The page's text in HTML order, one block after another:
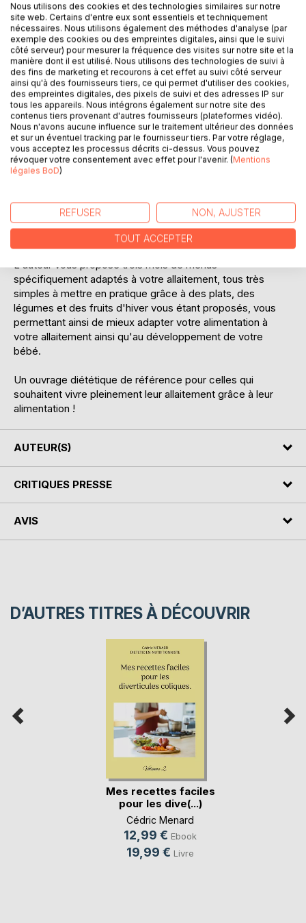
Ajouter à ma liste d'envies
Laisser un avis
DESCRIPTION
Cet ouvrage est dédié à toutes les femmes allaitantes, et il
Quelle alimentation pour la femme allaitante ? " et "
Recettes et menus pour la femme allaitante " un ouvrage
parfaitement complémentaire.
L'auteur vous propose trois mois de menus
spécifiquement adaptés à votre allaitement, tous très
simples à mettre en pratique grâce à des plats, des
légumes et des fruits d'hiver vous étant proposés, vous
permettant ainsi de mieux adapter votre alimentation à
votre allaitement ainsi qu'au développement de votre
bébé.
Un ouvrage diététique de référence pour celles qui
souhaitent vivre pleinement leur allaitement grâce à leur
alimentation !
AUTEUR(S)
CRITIQUES PRESSE
AVIS
D’AUTRES TITRES À DÉCOUVRIR
Mes recettes faciles
pour les dive(...)
Cédric Menard
12,99 € Ebook
19,99 € Livre
Nous utilisons des cookies et des technologies similaires sur notre
site web. Certains d'entre eux sont essentiels et techniquement
nécessaires. Nous utilisons également des méthodes d'analyse (par
exemple des cookies ou des empreintes digitales, ainsi que le suivi
côté serveur) pour mesurer la fréquence des visites sur notre site et la
manière dont il est utilisé. Nous utilisons des technologies de suivi à
des fins de marketing et recourons à cet effet au suivi côté serveur
ainsi qu'à des fournisseurs tiers, ce qui permet d'utiliser des cookies,
des empreintes digitales, des pixels de suivi et des adresses IP sur
tous les appareils. Nous intégrons également sur notre site des
contenus tiers provenant d'autres fournisseurs (plateformes vidéo).
Nous n'avons aucune influence sur le traitement ultérieur des données
et sur un éventuel tracking par le fournisseur tiers. Par votre réglage,
vous acceptez les processus décrits ci-dessus. Vous pouvez
révoquer votre consentement avec effet pour l'avenir. (Mentions
légales BoD)
REFUSER NON, AJUSTER
TOUT ACCEPTER